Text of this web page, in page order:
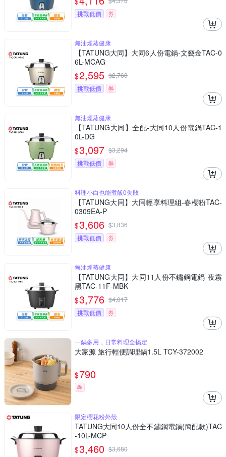
挑戰低價
券
無油煙蒸健康
【TATUNG大同】大同6人份電鍋-文藝金TAC-0
6L-MCAG
$2,595 $2,760
挑戰低價
券
無油煙蒸健康
【TATUNG大同】全配-大同10人份電鍋TAC-1
0L-DG
$3,097 $3,294
挑戰低價
券
料理小白也能煮飯0失敗
【TATUNG大同】大同輕享料理組-春櫻粉TAC-
0309EA-P
$3,606 $3,836
挑戰低價
券
無油煙蒸健康
【TATUNG大同】大同11人份不鏽鋼電鍋-夜霧
黑TAC-11F-MBK
$3,776 $4,017
挑戰低價
券
一鍋多用，日常料理全搞定
大家源 旅行輕便調理鍋1.5L TCY-372002
$790
券
限定櫻花粉外殼
TATUNG大同10人份全不鏽鋼電鍋(簡配款)TAC
-10L-MCP
$3,460 $3,680